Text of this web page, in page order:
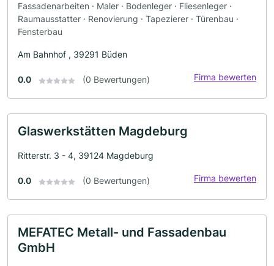
Fassadenarbeiten · Maler · Bodenleger · Fliesenleger ·
Raumausstatter · Renovierung · Tapezierer · Türenbau ·
Fensterbau
Am Bahnhof , 39291 Büden
0.0 (0 Bewertungen) Firma bewerten
Glaswerkstätten Magdeburg
Ritterstr. 3 - 4, 39124 Magdeburg
0.0 (0 Bewertungen) Firma bewerten
MEFATEC Metall- und Fassadenbau
GmbH